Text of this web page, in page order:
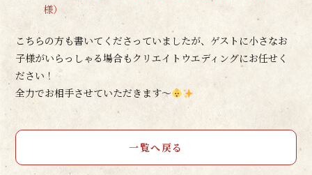
様）
こちらの方も書いてくださっていましたが、ゲストに小さなお
子様がいらっしゃる場合もクリエイトウエディングにお任せく
ださい！
全力でお相手させていただきます～
一覧へ戻る